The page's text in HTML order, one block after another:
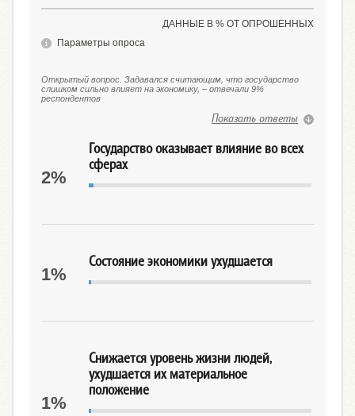
ДАННЫЕ В % ОТ ОПРОШЕННЫХ
Параметры опроса
Открытый вопрос. Задавался считающим, что государство
слишком сильно влияет на экономику, – отвечали 9%
респондентов
Показать ответы
Государство оказывает влияние во всех
сферах
2%
Состояние экономики ухудшается
1%
Снижается уровень жизни людей,
ухудшается их материальное
положение
1%